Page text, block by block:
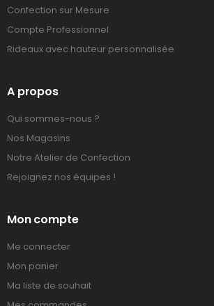
Confection sur Mesure
Compte Professionnel
Rideaux avec hauteur personnalisée
A propos
Qui sommes-nous ?
Nos Magasins
Notre Atelier de Confection
Rejoignez nos équipes !
Mon compte
Me connecter
Mon panier
Ma liste de souhait